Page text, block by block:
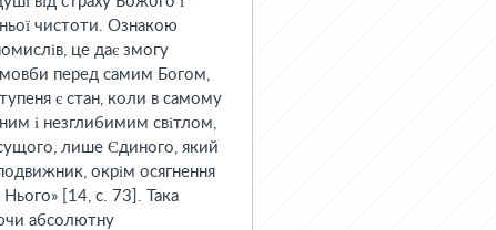
чистоти. Ознакою
це дає змогу
перед самим Богом,
є стан, коли в самому
і незглибимим світлом,
лише Єдиного, який
окрім осягнення
Нього» [14, с. 73]. Така
абсолютну